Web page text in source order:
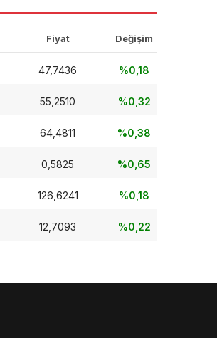
Fiyat Değişim
47,7436 %0,18
55,2510 %0,32
64,4811 %0,38
0,5825 %0,65
126,6241 %0,18
12,7093 %0,22